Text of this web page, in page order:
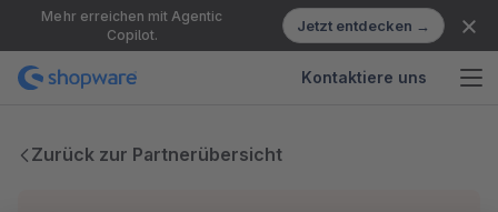
Mehr erreichen mit Agentic
Copilot.
Jetzt entdecken →
Kontaktiere uns
Zurück zur Partnerübersicht